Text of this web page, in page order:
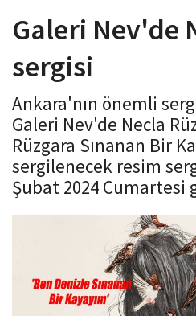
a
i
a
t
i
o
n
Galeri Nev'de
sergisi
Ankara'nın önemli
Galeri Nev'de Necla
Rüzgara Sınanan Bir
sergilenecek resim
Şubat 2024 Cumartesi